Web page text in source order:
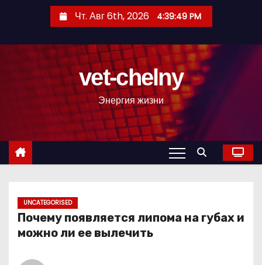
с
Чт. Авг 6th, 2026 4:39:50 PM
vet-chelny
Энергия жизни
UNCATEGORISED
Почему появляется липома на губах и
можно ли ее вылечить